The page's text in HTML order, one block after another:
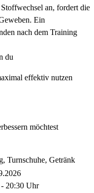
an, fordert die
Ein
nach dem Training
du
effektiv nutzen
möchtest
Turnschuhe, Getränk
20:30 Uhr